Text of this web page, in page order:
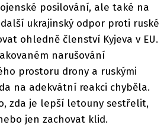
posilování, ale také na
ukrajinský odpor proti ruské
ohledně členství Kyjeva v EU.
narušování
prostoru drony a ruskými
na adekvátní reakci chyběla.
zda je lepší letouny sestřelit,
jen zachovat klid.